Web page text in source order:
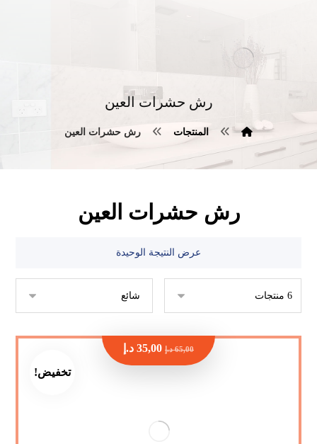
رش حشرات العين
المنتجات رش حشرات العين
رش حشرات العين
عرض النتيجة الوحيدة
تخفيض!
65,00 د.إ 35,00 د.إ